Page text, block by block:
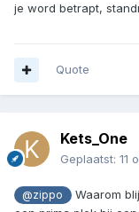
je word betrapt,
Quote
Kets_One
Geplaatst: 11
@zippo
Waarom